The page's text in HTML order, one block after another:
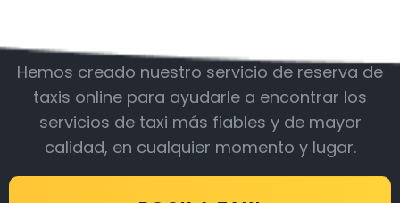
Hemos creado nuestro servicio de reserva de
taxis online para ayudarle a encontrar los
servicios de taxi más fiables y de mayor
calidad, en cualquier momento y lugar.